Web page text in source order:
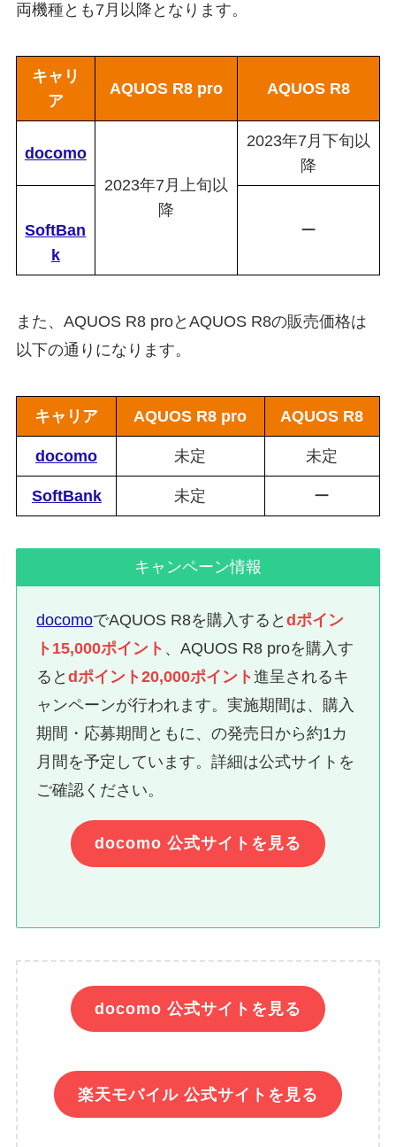
両機種とも7月以降となります。
キャリ
ア
AQUOS R8 pro AQUOS R8
docomo
2023年7月上旬以
降
2023年7月下旬以
降
SoftBan
k
ー
また、AQUOS R8 proとAQUOS R8の販売価格は
以下の通りになります。
キャリア AQUOS R8 pro AQUOS R8
docomo 未定 未定
SoftBank 未定 ー
キャンペーン情報
docomoでAQUOS R8を購入するとdポイン
ト15,000ポイント 、AQUOS R8 proを購入す
るとdポイント20,000ポイント進呈されるキ
ャンペーンが行われます。実施期間は、購入
期間・応募期間ともに、の発売日から約1カ
月間を予定しています。詳細は公式サイトを
ご確認ください。
docomo 公式サイトを見る
docomo 公式サイトを見る
楽天モバイル 公式サイトを見る